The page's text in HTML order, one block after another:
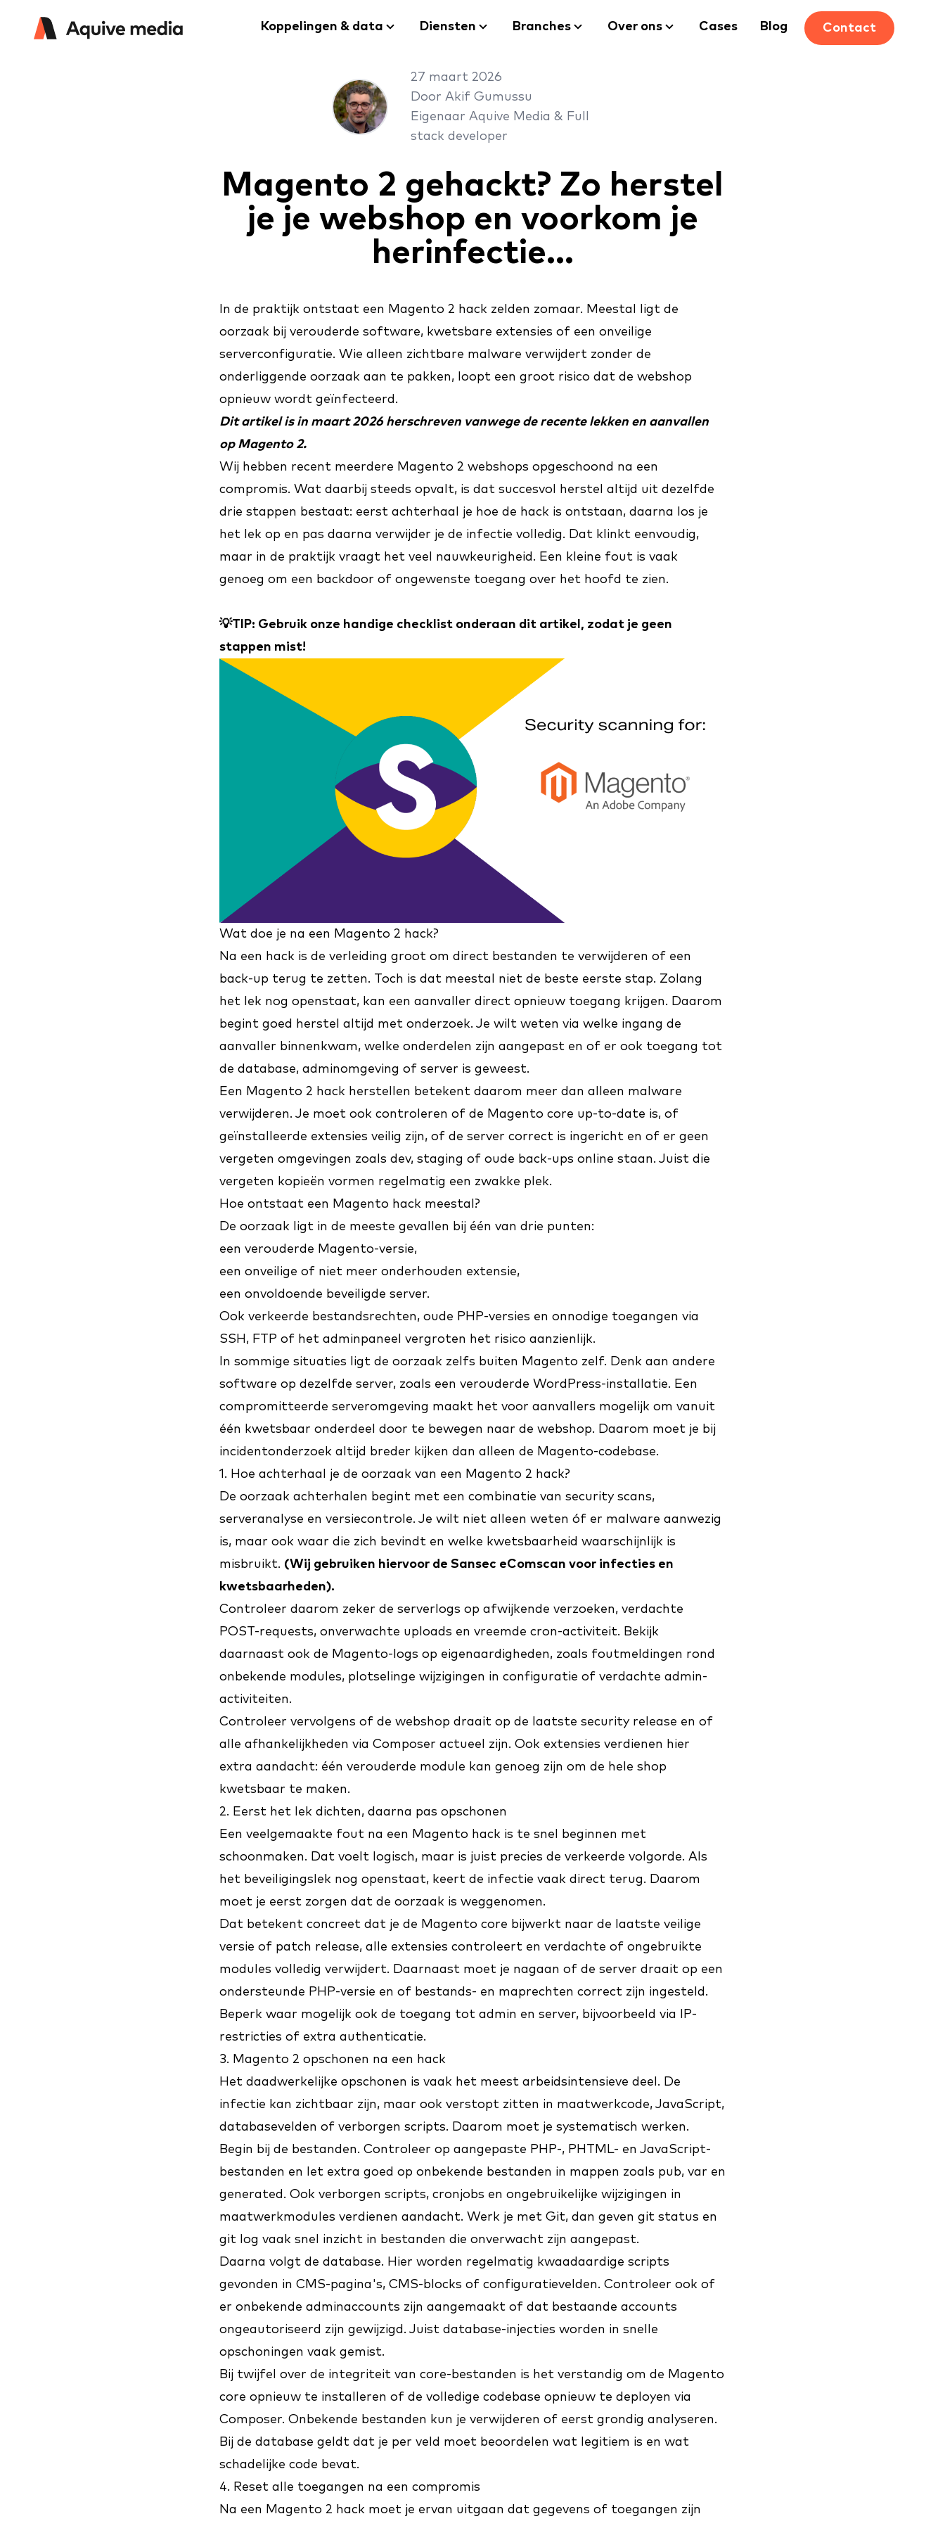
Koppelingen & data Diensten Branches Over ons Cases Blog Contact
27 maart 2026
Door Akif Gumussu
Eigenaar Aquive Media & Full
stack developer
Magento 2 gehackt? Zo herstel
je je webshop en voorkom je
herinfectie...
In de praktijk ontstaat een Magento 2 hack zelden zomaar. Meestal ligt de
oorzaak bij verouderde software, kwetsbare extensies of een onveilige
serverconfiguratie. Wie alleen zichtbare malware verwijdert zonder de
onderliggende oorzaak aan te pakken, loopt een groot risico dat de webshop
opnieuw wordt geïnfecteerd.
Dit artikel is in maart 2026 herschreven vanwege de recente lekken en aanvallen
op Magento 2.
Wij hebben recent meerdere Magento 2 webshops opgeschoond na een
compromis. Wat daarbij steeds opvalt, is dat succesvol herstel altijd uit dezelfde
drie stappen bestaat: eerst achterhaal je hoe de hack is ontstaan, daarna los je
het lek op en pas daarna verwijder je de infectie volledig. Dat klinkt eenvoudig,
maar in de praktijk vraagt het veel nauwkeurigheid. Een kleine fout is vaak
genoeg om een backdoor of ongewenste toegang over het hoofd te zien.
💡TIP: Gebruik onze handige checklist onderaan dit artikel, zodat je geen
stappen mist!
Wat doe je na een Magento 2 hack?
Na een hack is de verleiding groot om direct bestanden te verwijderen of een
back-up terug te zetten. Toch is dat meestal niet de beste eerste stap. Zolang
het lek nog openstaat, kan een aanvaller direct opnieuw toegang krijgen. Daarom
begint goed herstel altijd met onderzoek. Je wilt weten via welke ingang de
aanvaller binnenkwam, welke onderdelen zijn aangepast en of er ook toegang tot
de database, adminomgeving of server is geweest.
Een Magento 2 hack herstellen betekent daarom meer dan alleen malware
verwijderen. Je moet ook controleren of de Magento core up-to-date is, of
geïnstalleerde extensies veilig zijn, of de server correct is ingericht en of er geen
vergeten omgevingen zoals dev, staging of oude back-ups online staan. Juist die
vergeten kopieën vormen regelmatig een zwakke plek.
Hoe ontstaat een Magento hack meestal?
De oorzaak ligt in de meeste gevallen bij één van drie punten:
een verouderde Magento-versie,
een onveilige of niet meer onderhouden extensie,
een onvoldoende beveiligde server.
Ook verkeerde bestandsrechten, oude PHP-versies en onnodige toegangen via
SSH, FTP of het adminpaneel vergroten het risico aanzienlijk.
In sommige situaties ligt de oorzaak zelfs buiten Magento zelf. Denk aan andere
software op dezelfde server, zoals een verouderde WordPress-installatie. Een
compromitteerde serveromgeving maakt het voor aanvallers mogelijk om vanuit
één kwetsbaar onderdeel door te bewegen naar de webshop. Daarom moet je bij
incidentonderzoek altijd breder kijken dan alleen de Magento-codebase.
1. Hoe achterhaal je de oorzaak van een Magento 2 hack?
De oorzaak achterhalen begint met een combinatie van security scans,
serveranalyse en versiecontrole. Je wilt niet alleen weten óf er malware aanwezig
is, maar ook waar die zich bevindt en welke kwetsbaarheid waarschijnlijk is
misbruikt. (Wij gebruiken hiervoor de Sansec eComscan voor infecties en
kwetsbaarheden).
Controleer daarom zeker de serverlogs op afwijkende verzoeken, verdachte
POST-requests, onverwachte uploads en vreemde cron-activiteit. Bekijk
daarnaast ook de Magento-logs op eigenaardigheden, zoals foutmeldingen rond
onbekende modules, plotselinge wijzigingen in configuratie of verdachte admin-
activiteiten.
Controleer vervolgens of de webshop draait op de laatste security release en of
alle afhankelijkheden via Composer actueel zijn. Ook extensies verdienen hier
extra aandacht: één verouderde module kan genoeg zijn om de hele shop
kwetsbaar te maken.
2. Eerst het lek dichten, daarna pas opschonen
Een veelgemaakte fout na een Magento hack is te snel beginnen met
schoonmaken. Dat voelt logisch, maar is juist precies de verkeerde volgorde. Als
het beveiligingslek nog openstaat, keert de infectie vaak direct terug. Daarom
moet je eerst zorgen dat de oorzaak is weggenomen.
Dat betekent concreet dat je de Magento core bijwerkt naar de laatste veilige
versie of patch release, alle extensies controleert en verdachte of ongebruikte
modules volledig verwijdert. Daarnaast moet je nagaan of de server draait op een
ondersteunde PHP-versie en of bestands- en maprechten correct zijn ingesteld.
Beperk waar mogelijk ook de toegang tot admin en server, bijvoorbeeld via IP-
restricties of extra authenticatie.
3. Magento 2 opschonen na een hack
Het daadwerkelijke opschonen is vaak het meest arbeidsintensieve deel. De
infectie kan zichtbaar zijn, maar ook verstopt zitten in maatwerkcode, JavaScript,
databasevelden of verborgen scripts. Daarom moet je systematisch werken.
Begin bij de bestanden. Controleer op aangepaste PHP-, PHTML- en JavaScript-
bestanden en let extra goed op onbekende bestanden in mappen zoals pub, var en
generated. Ook verborgen scripts, cronjobs en ongebruikelijke wijzigingen in
maatwerkmodules verdienen aandacht. Werk je met Git, dan geven git status en
git log vaak snel inzicht in bestanden die onverwacht zijn aangepast.
Daarna volgt de database. Hier worden regelmatig kwaadaardige scripts
gevonden in CMS-pagina's, CMS-blocks of configuratievelden. Controleer ook of
er onbekende adminaccounts zijn aangemaakt of dat bestaande accounts
ongeautoriseerd zijn gewijzigd. Juist database-injecties worden in snelle
opschoningen vaak gemist.
Bij twijfel over de integriteit van core-bestanden is het verstandig om de Magento
core opnieuw te installeren of de volledige codebase opnieuw te deployen via
Composer. Onbekende bestanden kun je verwijderen of eerst grondig analyseren.
Bij de database geldt dat je per veld moet beoordelen wat legitiem is en wat
schadelijke code bevat.
4. Reset alle toegangen na een compromis
Na een Magento 2 hack moet je ervan uitgaan dat gegevens of toegangen zijn